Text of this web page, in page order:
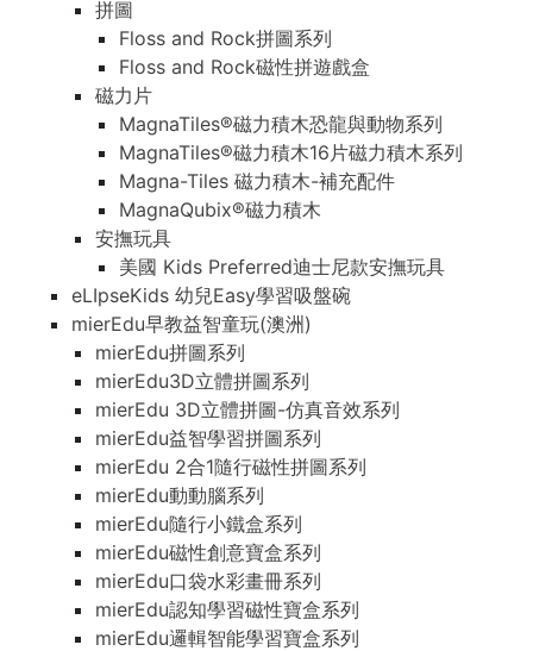
拼圖
Floss and Rock拼圖系列
Floss and Rock磁性拼遊戲盒
磁力片
MagnaTiles®磁力積木恐龍與動物系列
MagnaTiles®磁力積木16片磁力積木系列
Magna-Tiles 磁力積木-補充配件
MagnaQubix®磁力積木
安撫玩具
美國 Kids Preferred迪士尼款安撫玩具
eLIpseKids 幼兒Easy學習吸盤碗
mierEdu早教益智童玩(澳洲)
mierEdu拼圖系列
mierEdu3D立體拼圖系列
mierEdu 3D立體拼圖-仿真音效系列
mierEdu益智學習拼圖系列
mierEdu 2合1隨行磁性拼圖系列
mierEdu動動腦系列
mierEdu隨行小鐵盒系列
mierEdu磁性創意寶盒系列
mierEdu口袋水彩畫冊系列
mierEdu認知學習磁性寶盒系列
mierEdu邏輯智能學習寶盒系列